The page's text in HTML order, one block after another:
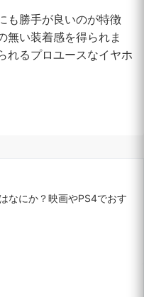
も勝手が良いのが特徴
無い装着感を得られま
れるプロユースなイヤホ
なにか？映画やPS4でおす